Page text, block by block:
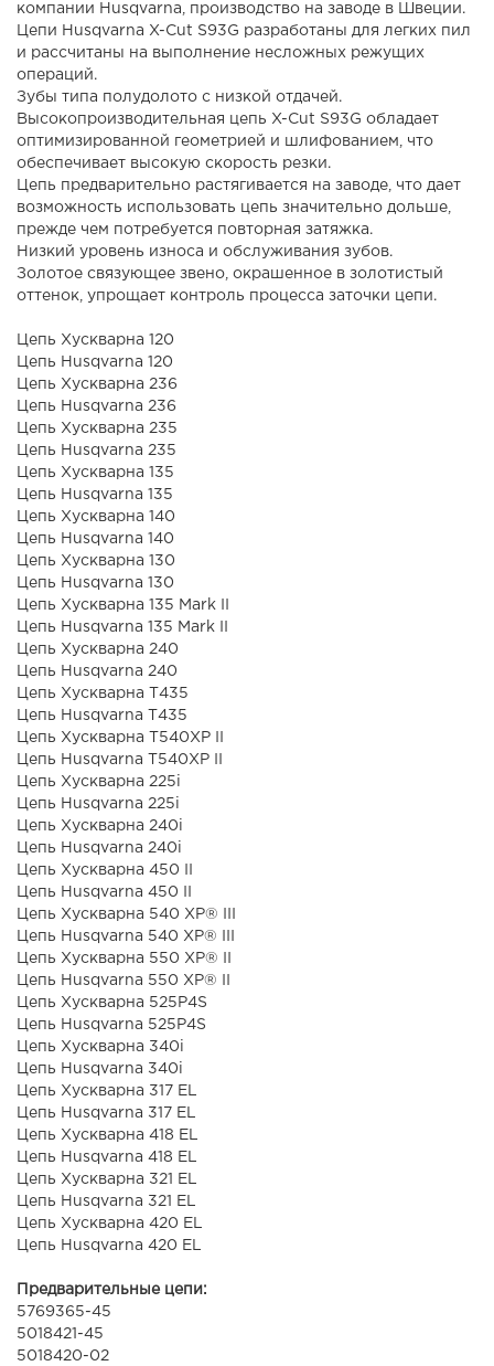
компании Husqvarna, производство на заводе в Швеции.
Цепи Husqvarna X-Cut S93G разработаны для легких пил
и рассчитаны на выполнение несложных режущих
операций.
Зубы типа полудолото с низкой отдачей.
Высокопроизводительная цепь X-Cut S93G обладает
оптимизированной геометрией и шлифованием, что
обеспечивает высокую скорость резки.
Цепь предварительно растягивается на заводе, что дает
возможность использовать цепь значительно дольше,
прежде чем потребуется повторная затяжка.
Низкий уровень износа и обслуживания зубов.
Золотое связующее звено, окрашенное в золотистый
оттенок, упрощает контроль процесса заточки цепи.
Цепь Хускварна 120
Цепь Husqvarna 120
Цепь Хускварна 236
Цепь Husqvarna 236
Цепь Хускварна 235
Цепь Husqvarna 235
Цепь Хускварна 135
Цепь Husqvarna 135
Цепь Хускварна 140
Цепь Husqvarna 140
Цепь Хускварна 130
Цепь Husqvarna 130
Цепь Хускварна 135 Mark II
Цепь Husqvarna 135 Mark II
Цепь Хускварна 240
Цепь Husqvarna 240
Цепь Хускварна Т435
Цепь Husqvarna Т435
Цепь Хускварна T540XP II
Цепь Husqvarna T540XP II
Цепь Хускварна 225i
Цепь Husqvarna 225i
Цепь Хускварна 240i
Цепь Husqvarna 240i
Цепь Хускварна 450 II
Цепь Husqvarna 450 II
Цепь Хускварна 540 XP® III
Цепь Husqvarna 540 XP® III
Цепь Хускварна 550 XP® II
Цепь Husqvarna 550 XP® II
Цепь Хускварна 525P4S
Цепь Husqvarna 525P4S
Цепь Хускварна 340i
Цепь Husqvarna 340i
Цепь Хускварна 317 ЕL
Цепь Husqvarna 317 ЕL
Цепь Хускварна 418 EL
Цепь Husqvarna 418 EL
Цепь Хускварна 321 ЕL
Цепь Husqvarna 321 ЕL
Цепь Хускварна 420 EL
Цепь Husqvarna 420 EL
Предварительные цепи:
5769365-45
5018421-45
5018420-02